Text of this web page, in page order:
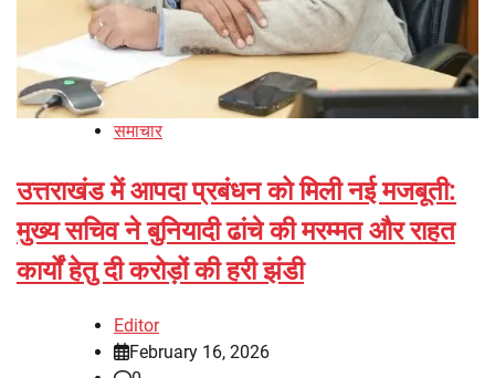
समाचार
उत्तराखंड में आपदा प्रबंधन को मिली नई मजबूती:
मुख्य सचिव ने बुनियादी ढांचे की मरम्मत और राहत
कार्यों हेतु दी करोड़ों की हरी झंडी
Editor
February 16, 2026